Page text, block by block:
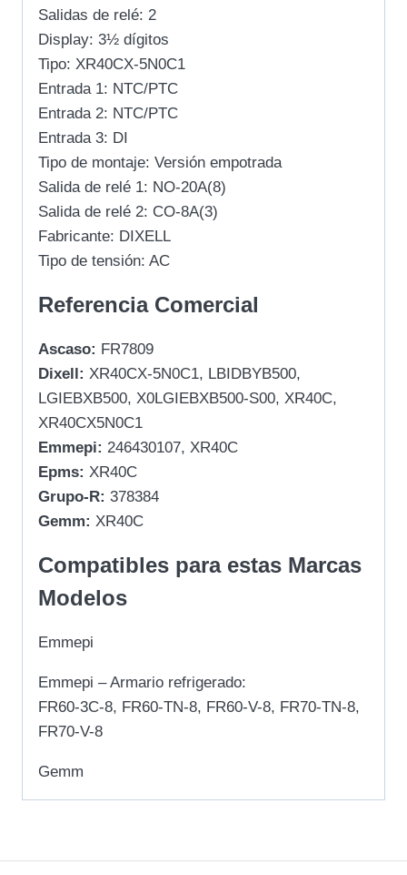
Salidas de relé: 2
Display: 3½ dígitos
Tipo: XR40CX-5N0C1
Entrada 1: NTC/PTC
Entrada 2: NTC/PTC
Entrada 3: DI
Tipo de montaje: Versión empotrada
Salida de relé 1: NO-20A(8)
Salida de relé 2: CO-8A(3)
Fabricante: DIXELL
Tipo de tensión: AC
Referencia Comercial
Ascaso: FR7809
Dixell: XR40CX-5N0C1, LBIDBYB500,
LGIEBXB500, X0LGIEBXB500-S00, XR40C,
XR40CX5N0C1
Emmepi: 246430107, XR40C
Epms: XR40C
Grupo-R: 378384
Gemm: XR40C
Compatibles para estas Marcas
Modelos
Emmepi
Emmepi – Armario refrigerado:
FR60-3C-8, FR60-TN-8, FR60-V-8, FR70-TN-8,
FR70-V-8
Gemm